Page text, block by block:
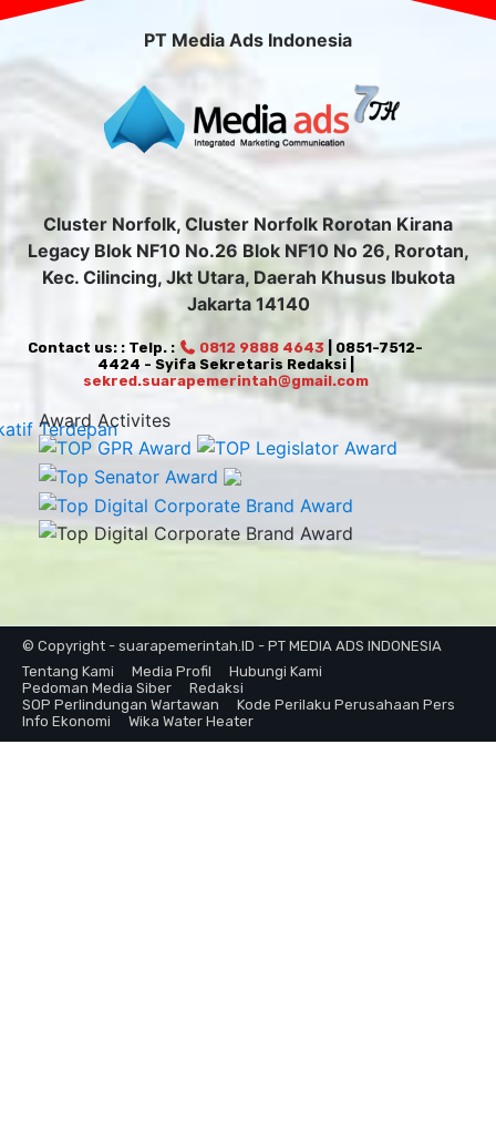
PT Media Ads Indonesia
Cluster Norfolk, Cluster Norfolk Rorotan Kirana
Legacy Blok NF10 No.26 Blok NF10 No 26, Rorotan,
Kec. Cilincing, Jkt Utara, Daerah Khusus Ibukota
Jakarta 14140
Contact us: : Telp. : 0812 9888 4643 | 0851-7512-
4424 - Syifa Sekretaris Redaksi |
sekred.suarapemerintah@gmail.com
Award Activites
© Copyright - suarapemerintah.ID - PT MEDIA ADS INDONESIA
Tentang Kami
Media Profil
Hubungi Kami
Pedoman Media Siber
Redaksi
SOP Perlindungan Wartawan
Kode Perilaku Perusahaan Pers
Info Ekonomi
Wika Water Heater